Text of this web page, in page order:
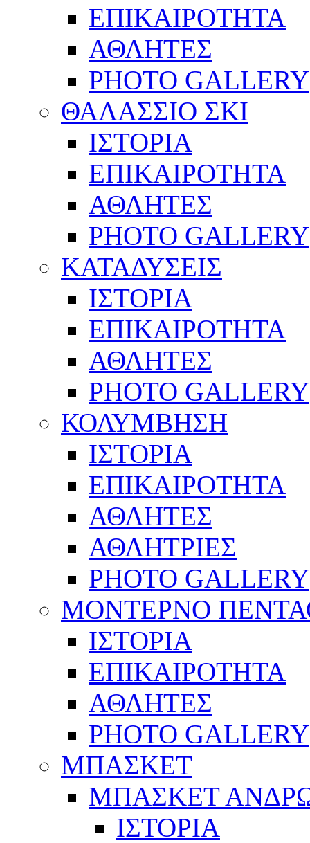
ΕΠΙΚΑΙΡΟΤΗΤΑ
ΑΘΛΗΤΕΣ
PHOTO GALLERY
ΘΑΛΑΣΣΙΟ ΣΚΙ
ΙΣΤΟΡΙΑ
ΕΠΙΚΑΙΡΟΤΗΤΑ
ΑΘΛΗΤΕΣ
PHOTO GALLERY
ΚΑΤΑΔΥΣΕΙΣ
ΙΣΤΟΡΙΑ
ΕΠΙΚΑΙΡΟΤΗΤΑ
ΑΘΛΗΤΕΣ
PHOTO GALLERY
ΚΟΛΥΜΒΗΣΗ
ΙΣΤΟΡΙΑ
ΕΠΙΚΑΙΡΟΤΗΤΑ
ΑΘΛΗΤΕΣ
ΑΘΛΗΤΡΙΕΣ
PHOTO GALLERY
ΜΟΝΤΕΡΝΟ
ΙΣΤΟΡΙΑ
ΕΠΙΚΑΙΡΟΤΗΤΑ
ΑΘΛΗΤΕΣ
PHOTO GALLERY
ΜΠΑΣΚΕΤ
ΜΠΑΣΚΕΤ
ΙΣΤΟΡΙΑ